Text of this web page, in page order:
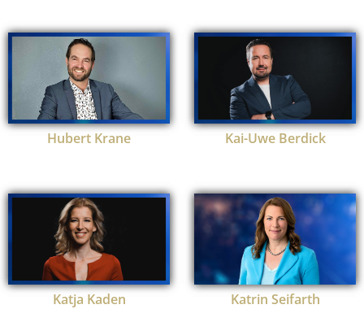
Hubert Krane Kai-Uwe Berdick
Katja Kaden Katrin Seifarth